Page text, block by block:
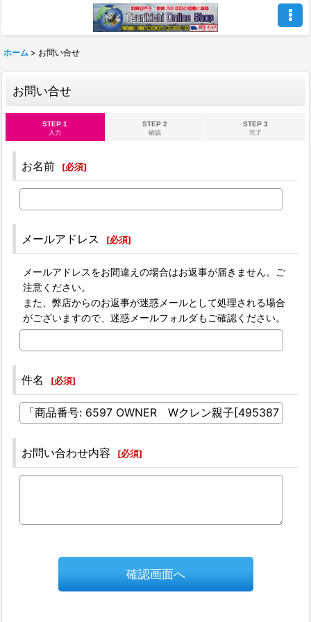
ホーム > お問い合せ
お問い合せ
STEP 1
入力
STEP 2
確認
STEP 3
完了
お名前 [必須]
メールアドレス [必須]
メールアドレスをお間違えの場合はお返事が届きません。ご
注意ください。
また、弊店からのお返事が迷惑メールとして処理される場合
がございますので、迷惑メールフォルダもご確認ください。
件名 [必須]
お問い合わせ内容 [必須]
確認画面へ